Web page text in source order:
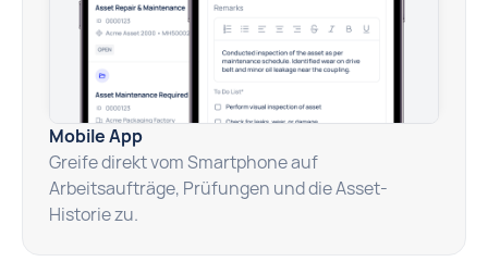
Mobile App
Greife direkt vom Smartphone auf
Arbeitsaufträge, Prüfungen und die Asset-
Historie zu.